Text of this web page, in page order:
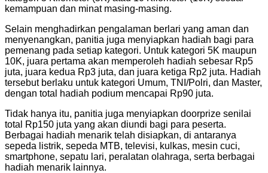
kemampuan dan minat masing-masing.
Selain menghadirkan pengalaman berlari yang aman dan
menyenangkan, panitia juga menyiapkan hadiah bagi para
pemenang pada setiap kategori. Untuk kategori 5K maupun
10K, juara pertama akan memperoleh hadiah sebesar Rp5
juta, juara kedua Rp3 juta, dan juara ketiga Rp2 juta. Hadiah
tersebut berlaku untuk kategori Umum, TNI/Polri, dan Master,
dengan total hadiah podium mencapai Rp90 juta.
Tidak hanya itu, panitia juga menyiapkan doorprize senilai
total Rp150 juta yang akan diundi bagi para peserta.
Berbagai hadiah menarik telah disiapkan, di antaranya
sepeda listrik, sepeda MTB, televisi, kulkas, mesin cuci,
smartphone, sepatu lari, peralatan olahraga, serta berbagai
hadiah menarik lainnya.